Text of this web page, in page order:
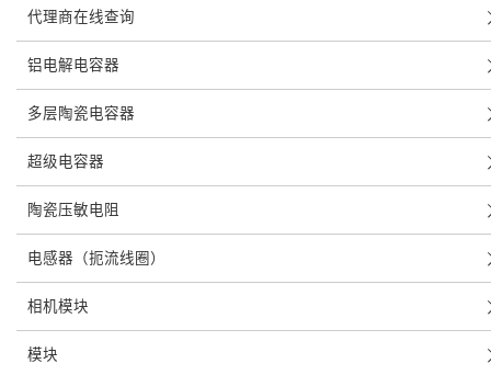
代理商在线查询
铝电解电容器
多层陶瓷电容器
超级电容器
陶瓷压敏电阻
电感器（扼流线圈）
相机模块
模块